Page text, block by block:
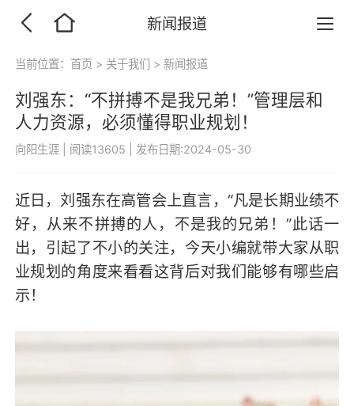
新闻报道
当前位置：首页 > 关于我们 > 新闻报道
刘强东：“不拼搏不是我兄弟！”管理层和
人力资源，必须懂得职业规划！
向阳生涯 阅读13605 发布日期:2024-05-30
近日，刘强东在高管会上直言，“凡是长期业绩不
好，从来不拼搏的人，不是我的兄弟！”此话一
出，引起了不小的关注，今天小编就带大家从职
业规划的角度来看看这背后对我们能够有哪些启
示！